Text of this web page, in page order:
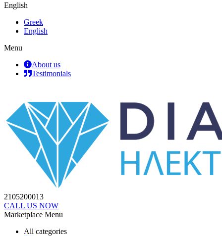
English
Greek
English
Menu
About us
Testimonials
2105200013
CALL US NOW
Marketplace Menu
All categories